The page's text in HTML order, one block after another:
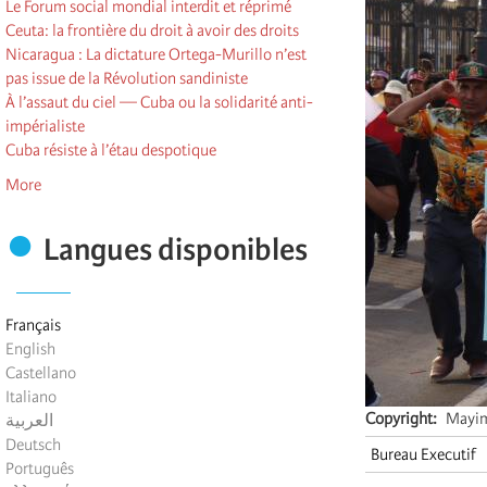
Le Forum social mondial interdit et réprimé
Ceuta: la frontière du droit à avoir des droits
Nicaragua : La dictature Ortega-Murillo n’est
pas issue de la Révolution sandiniste
À l’assaut du ciel — Cuba ou la solidarité anti-
impérialiste
Cuba résiste à l’étau despotique
More
Langues disponibles
Français
English
Castellano
Italiano
العربية
Deutsch
Português
Copyright
Bureau Executif